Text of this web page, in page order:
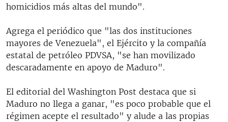
homicidios más altas del mundo".
Agrega el periódico que "las dos instituciones
mayores de Venezuela", el Ejército y la compañía
estatal de petróleo PDVSA, "se han movilizado
descaradamente en apoyo de Maduro".
El editorial del Washington Post destaca que si
Maduro no llega a ganar, "es poco probable que el
régimen acepte el resultado" y alude a las propias